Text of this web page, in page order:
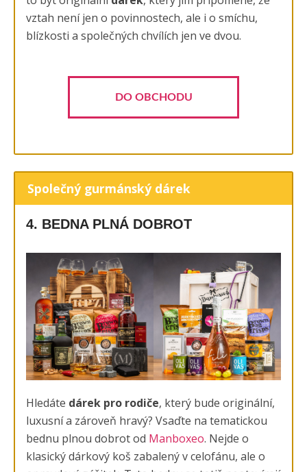
vztah není jen o povinnostech, ale i o smíchu,
blízkosti a společných chvílích jen ve dvou.
DO OBCHODU
Společný gurmánský dárek
4. BEDNA PLNÁ DOBROT
Hledáte dárek pro rodiče, který bude originální,
luxusní a zároveň hravý? Vsaďte na tematickou
bednu plnou dobrot od Manboxeo. Nejde o
klasický dárkový koš zabalený v celofánu, ale o